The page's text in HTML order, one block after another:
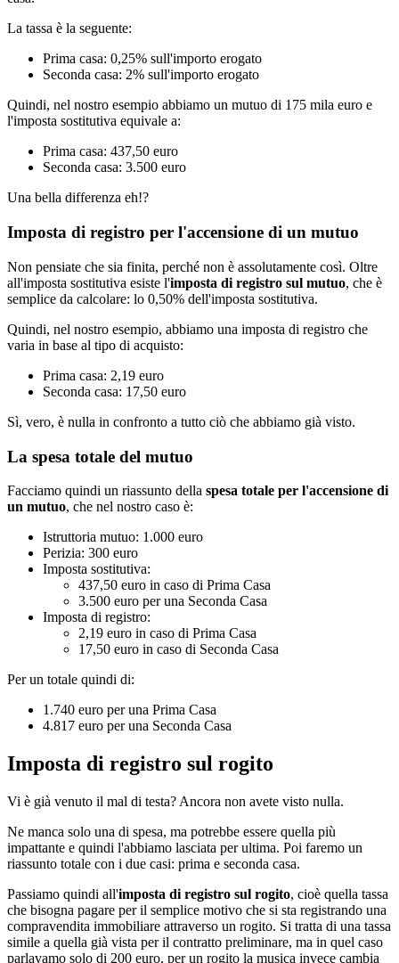
La tassa è la seguente:
Prima casa: 0,25% sull'importo erogato
Seconda casa: 2% sull'importo erogato
Quindi, nel nostro esempio abbiamo un mutuo di 175 mila euro e
l'imposta sostitutiva equivale a:
Prima casa: 437,50 euro
Seconda casa: 3.500 euro
Una bella differenza eh!?
Imposta di registro per l'accensione di un mutuo
Non pensiate che sia finita, perché non è assolutamente così. Oltre
all'imposta sostitutiva esiste l'imposta di registro sul mutuo, che è
semplice da calcolare: lo 0,50% dell'imposta sostitutiva.
Quindi, nel nostro esempio, abbiamo una imposta di registro che
varia in base al tipo di acquisto:
Prima casa: 2,19 euro
Seconda casa: 17,50 euro
Sì, vero, è nulla in confronto a tutto ciò che abbiamo già visto.
La spesa totale del mutuo
Facciamo quindi un riassunto della spesa totale per l'accensione di
un mutuo, che nel nostro caso è:
Istruttoria mutuo: 1.000 euro
Perizia: 300 euro
Imposta sostitutiva:
437,50 euro in caso di Prima Casa
3.500 euro per una Seconda Casa
Imposta di registro:
2,19 euro in caso di Prima Casa
17,50 euro in caso di Seconda Casa
Per un totale quindi di:
1.740 euro per una Prima Casa
4.817 euro per una Seconda Casa
Imposta di registro sul rogito
Vi è già venuto il mal di testa? Ancora non avete visto nulla.
Ne manca solo una di spesa, ma potrebbe essere quella più
impattante e quindi l'abbiamo lasciata per ultima. Poi faremo un
riassunto totale con i due casi: prima e seconda casa.
Passiamo quindi all'imposta di registro sul rogito, cioè quella tassa
che bisogna pagare per il semplice motivo che si sta registrando una
compravendita immobiliare attraverso un rogito. Si tratta di una tassa
simile a quella già vista per il contratto preliminare, ma in quel caso
parlavamo solo di 200 euro, per un rogito la musica invece cambia